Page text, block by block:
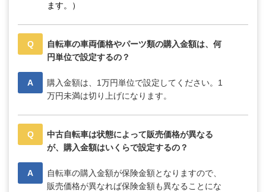
ます。）
Q
自転車の車両価格やパーツ類の購入金額は、何
円単位で設定するの？
A
購入金額は、1万円単位で設定してください。1
万円未満は切り上げになります。
Q
中古自転車は状態によって販売価格が異なる
が、購入金額はいくらで設定するの？
A
自転車の購入金額が保険金額となりますので、
販売価格が異なれば保険金額も異なることにな